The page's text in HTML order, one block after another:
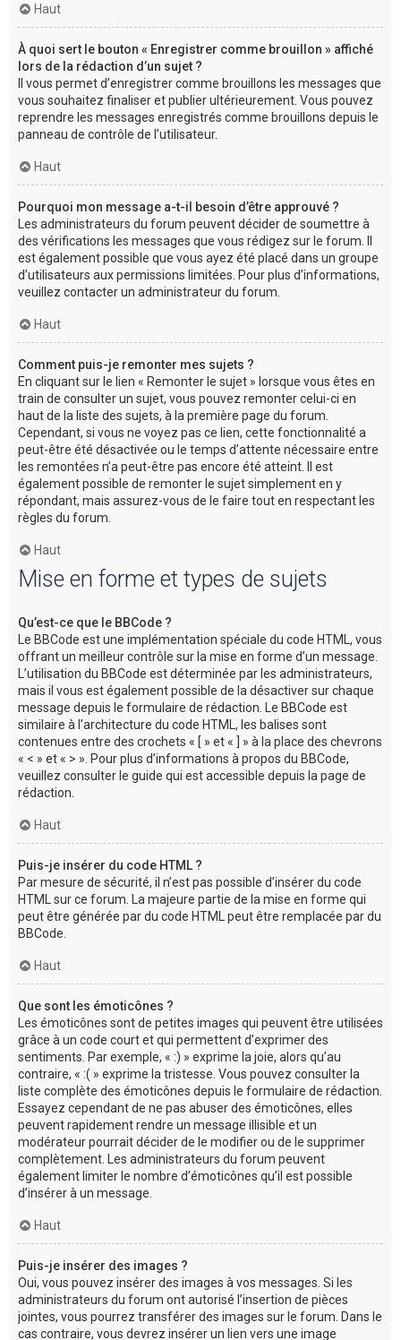
Haut
À quoi sert le bouton « Enregistrer comme brouillon » affiché
lors de la rédaction d’un sujet ?
Il vous permet d’enregistrer comme brouillons les messages que
vous souhaitez finaliser et publier ultérieurement. Vous pouvez
reprendre les messages enregistrés comme brouillons depuis le
panneau de contrôle de l’utilisateur.
Haut
Pourquoi mon message a-t-il besoin d’être approuvé ?
Les administrateurs du forum peuvent décider de soumettre à
des vérifications les messages que vous rédigez sur le forum. Il
est également possible que vous ayez été placé dans un groupe
d’utilisateurs aux permissions limitées. Pour plus d’informations,
veuillez contacter un administrateur du forum.
Haut
Comment puis-je remonter mes sujets ?
En cliquant sur le lien « Remonter le sujet » lorsque vous êtes en
train de consulter un sujet, vous pouvez remonter celui-ci en
haut de la liste des sujets, à la première page du forum.
Cependant, si vous ne voyez pas ce lien, cette fonctionnalité a
peut-être été désactivée ou le temps d’attente nécessaire entre
les remontées n’a peut-être pas encore été atteint. Il est
également possible de remonter le sujet simplement en y
répondant, mais assurez-vous de le faire tout en respectant les
règles du forum.
Haut
Mise en forme et types de sujets
Qu’est-ce que le BBCode ?
Le BBCode est une implémentation spéciale du code HTML, vous
offrant un meilleur contrôle sur la mise en forme d’un message.
L’utilisation du BBCode est déterminée par les administrateurs,
mais il vous est également possible de la désactiver sur chaque
message depuis le formulaire de rédaction. Le BBCode est
similaire à l’architecture du code HTML, les balises sont
contenues entre des crochets « [ » et « ] » à la place des chevrons
« < » et « > ». Pour plus d’informations à propos du BBCode,
veuillez consulter le guide qui est accessible depuis la page de
rédaction.
Haut
Puis-je insérer du code HTML ?
Par mesure de sécurité, il n’est pas possible d’insérer du code
HTML sur ce forum. La majeure partie de la mise en forme qui
peut être générée par du code HTML peut être remplacée par du
BBCode.
Haut
Que sont les émoticônes ?
Les émoticônes sont de petites images qui peuvent être utilisées
grâce à un code court et qui permettent d’exprimer des
sentiments. Par exemple, « :) » exprime la joie, alors qu’au
contraire, « :( » exprime la tristesse. Vous pouvez consulter la
liste complète des émoticônes depuis le formulaire de rédaction.
Essayez cependant de ne pas abuser des émoticônes, elles
peuvent rapidement rendre un message illisible et un
modérateur pourrait décider de le modifier ou de le supprimer
complètement. Les administrateurs du forum peuvent
également limiter le nombre d’émoticônes qu’il est possible
d’insérer à un message.
Haut
Puis-je insérer des images ?
Oui, vous pouvez insérer des images à vos messages. Si les
administrateurs du forum ont autorisé l’insertion de pièces
jointes, vous pourrez transférer des images sur le forum. Dans le
cas contraire, vous devrez insérer un lien vers une image